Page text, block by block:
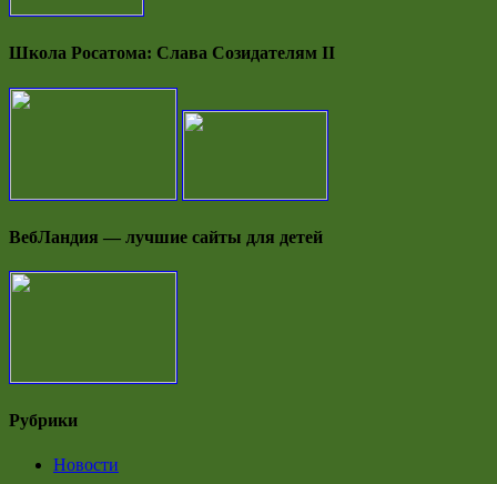
Школа Росатома: Слава Созидателям II
ВебЛандия — лучшие сайты для детей
Рубрики
Новости